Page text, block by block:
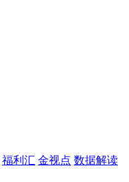
福利汇 金视点 数据解读